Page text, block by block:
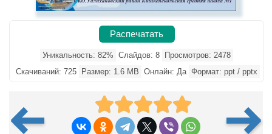
Распечатать
Уникальность: 82% Слайдов: 8
Просмотров: 2478
Скачиваний: 725
Размер: 1.6 MB Онлайн: Да Формат: ppt / pptx